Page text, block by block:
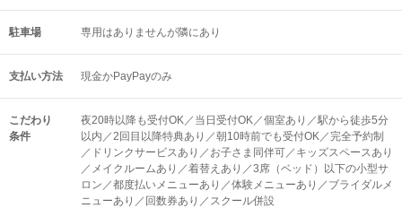
駐車場 専用はありませんが隣にあり
支払い方法 現金かPayPayのみ
こだわり
条件
夜20時以降も受付OK／当日受付OK／個室あり／駅から徒歩5分
以内／2回目以降特典あり／朝10時前でも受付OK／完全予約制
／ドリンクサービスあり／お子さま同伴可／キッズスペースあり
／メイクルームあり／着替えあり／3席（ベッド）以下の小型サ
ロン／都度払いメニューあり／体験メニューあり／ブライダルメ
ニューあり／回数券あり／スクール併設